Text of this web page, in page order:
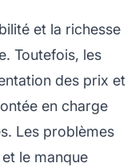
et la richesse
Toutefois, les
des prix et
en charge
Les problèmes
le manque